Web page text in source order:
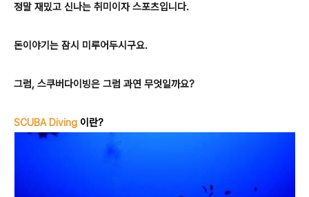
정말 재밌고 신나는 취미이자 스포츠입니다.
돈이야기는 잠시 미루어두시구요.
그럼, 스쿠버다이빙은 그럼 과연 무엇일까요?
SCUBA Diving 이란?